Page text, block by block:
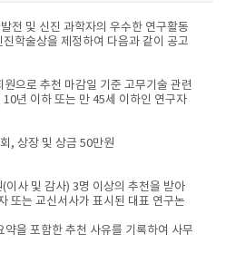
전 및 신진 과학자의 우수한 연구활동
학술상을 제정하여 다음과 같이 공고
으로 추천 마감일 기준 고무기술 관련
년 이하 또는 만 45세 이하인 연구자
, 상장 및 상금 50만원
사 및 감사) 3명 이상의 추천을 받아
또는 교신서사가 표시된 대표 연구논
을 포함한 추천 사유를 기록하여 사무